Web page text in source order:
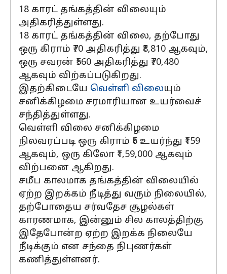
18 காரட் தங்கத்தின் விலையும்
அதிகரித்துள்ளது.
18 காரட் தங்கத்தின் விலை, தற்போது
ஒரு கிராம் ₹70 அதிகரித்து ₹8,810 ஆகவும்,
ஒரு சவரன் ₹560 அதிகரித்து ₹70,480
ஆகவும் விற்கப்படுகிறது.
இதற்கிடையே வெள்ளி விலையும்
சனிக்கிழமை சரமாரியான உயர்வைச்
சந்தித்துள்ளது.
வெள்ளி விலை சனிக்கிழமை
நிலவரப்படி ஒரு கிராம் ₹6 உயர்ந்து ₹159
ஆகவும், ஒரு கிலோ ₹1,59,000 ஆகவும்
விற்பனை ஆகிறது.
சமீப காலமாக தங்கத்தின் விலையில்
ஏற்ற இறக்கம் நீடித்து வரும் நிலையில்,
தற்போதைய சர்வதேச சூழல்கள்
காரணமாக, இன்னும் சில காலத்திற்கு
இதேபோன்ற ஏற்ற இறக்க நிலையே
நீடிக்கும் என சந்தை நிபுணர்கள்
கணித்துள்ளனர்.